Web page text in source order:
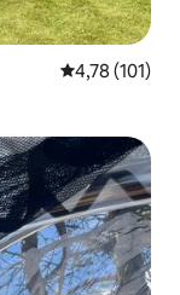
Vlerësimi
4,78 (101)